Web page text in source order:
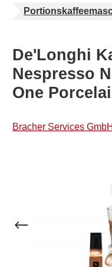
De'Longhi
Nespresso
One
Bracher Services GmbH